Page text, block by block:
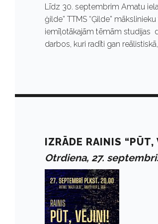
Līdz 30. septembrim Amatu
ģilde” TTMS “Ģilde”
iemīļotākajām tēmām studijas
darbos, kuri radīti gan
IZRĀDE RAINIS “PŪT,
Otrdiena, 27.